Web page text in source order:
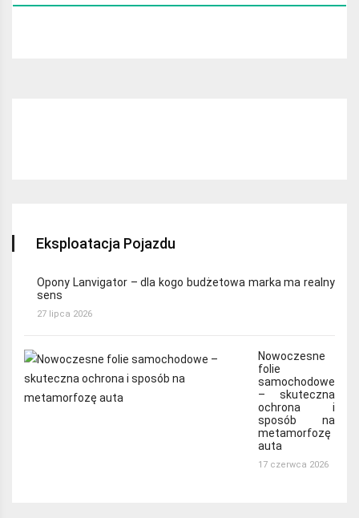
Eksploatacja Pojazdu
Opony Lanvigator – dla kogo budżetowa marka ma realny
sens
27 lipca 2026
Nowoczesne
folie
samochodowe
– skuteczna
ochrona i
sposób na
metamorfozę
auta
17 czerwca 2026